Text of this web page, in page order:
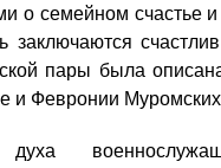
о семейном счастье
пары была
и Февронии